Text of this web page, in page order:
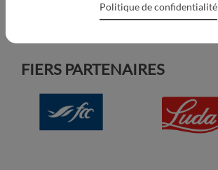
FIERS PARTENAIRES
Politique de confidentialité